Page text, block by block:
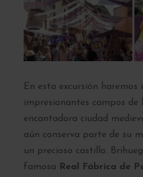
En esta excursión haremos
impresionantes campos de
encantadora ciudad
aún conserva parte de su
un precioso castillo.
famosa
Real Fábrica de